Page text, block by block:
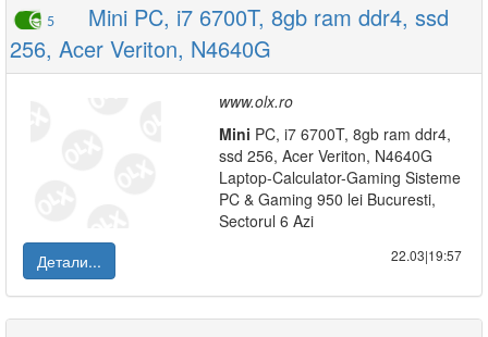
5
Mini PC, i7 6700T, 8gb ram ddr4, ssd
256, Acer Veriton, N4640G
www.olx.ro
Mini PC, i7 6700T, 8gb ram ddr4,
ssd 256, Acer Veriton, N4640G
Laptop-Calculator-Gaming Sisteme
PC & Gaming 950 lei Bucuresti,
Sectorul 6 Azi
Детали...
22.03|19:57